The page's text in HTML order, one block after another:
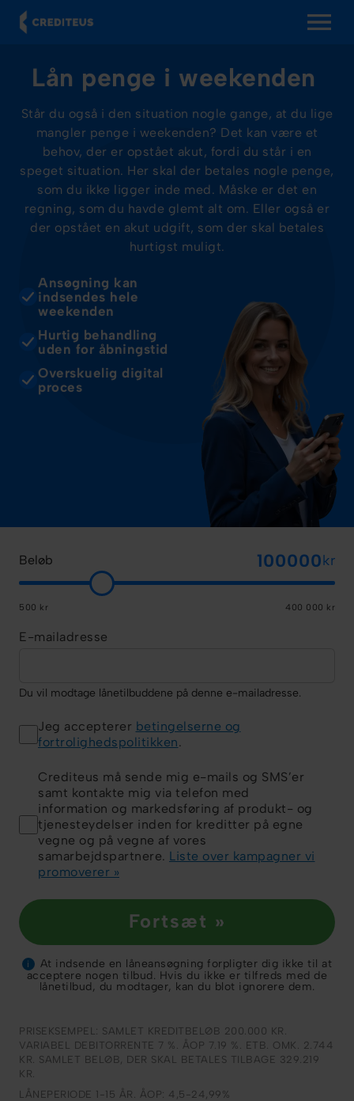
Lån penge i weekenden
Står du også i den situation nogle gange, at du lige
mangler penge i weekenden? Det kan være et
behov, der er opstået akut, fordi du står i en
speget situation. Her skal der betales nogle penge,
som du ikke ligger inde med. Måske er det en
regning, som du havde glemt alt om. Eller også er
der opstået en akut udgift, som der skal betales
hurtigst muligt.
Ansøgning kan
indsendes hele
weekenden
Hurtig behandling
uden for åbningstid
Overskuelig digital
proces
Beløb kr
500 kr 400 000 kr
E-mailadresse
Du vil modtage lånetilbuddene på denne e-mailadresse.
Jeg accepterer betingelserne og
fortrolighedspolitikken.
Crediteus må sende mig e-mails og SMS’er
samt kontakte mig via telefon med
information og markedsføring af produkt- og
tjenesteydelser inden for kreditter på egne
vegne og på vegne af vores
samarbejdspartnere. Liste over kampagner vi
promoverer »
Fortsæt »
i
At indsende en låneansøgning forpligter dig ikke til at
acceptere nogen tilbud. Hvis du ikke er tilfreds med de
lånetilbud, du modtager, kan du blot ignorere dem.
PRISEKSEMPEL: SAMLET KREDITBELØB 200.000 KR.
VARIABEL DEBITORRENTE 7 %. ÅOP 7.19 %. ETB. OMK. 2.744
KR. SAMLET BELØB, DER SKAL BETALES TILBAGE 329.219
KR.
LÅNEPERIODE 1-15 ÅR. ÅOP: 4,5-24,99%